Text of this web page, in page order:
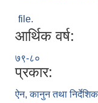
file.
आर्थिक वर्ष:
७९-८०
प्रकार:
ऐन, कानुन तथा